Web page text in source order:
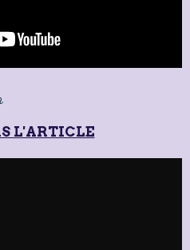
L'ARTICLE